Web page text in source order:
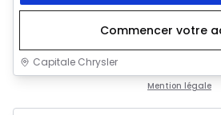
Commencer votre
Capitale Chrysler
Mention légale